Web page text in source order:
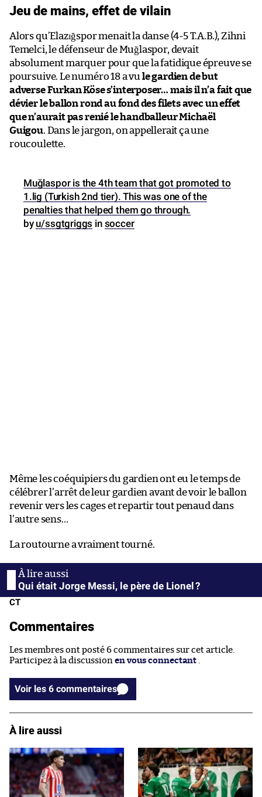
Jeu de mains, effet de vilain
Alors qu’Elazığspor menait la danse (4-5 T.A.B.), Zihni
Temelci, le défenseur de Muğlaspor, devait
absolument marquer pour que la fatidique épreuve se
poursuive. Le numéro 18 a vu le gardien de but
adverse Furkan Köse s’interposer… mais il n’a fait que
dévier le ballon rond au fond des filets avec un effet
que n’aurait pas renié le handballeur Michaël
Guigou. Dans le jargon, on appellerait ça une
roucoulette.
Muğlaspor is the 4th team that got promoted to
1.lig (Turkish 2nd tier). This was one of the
penalties that helped them go through.
by u/ssgtgriggs in soccer
Même les coéquipiers du gardien ont eu le temps de
célébrer l’arrêt de leur gardien avant de voir le ballon
revenir vers les cages et repartir tout penaud dans
l’autre sens…
La routourne a vraiment tourné.
Qui était Jorge Messi, le père de Lionel ?
CT
Commentaires
Les membres ont posté 6 commentaires sur cet article.
Participez à la discussion en vous connectant
Voir les 6 commentaires
À lire aussi